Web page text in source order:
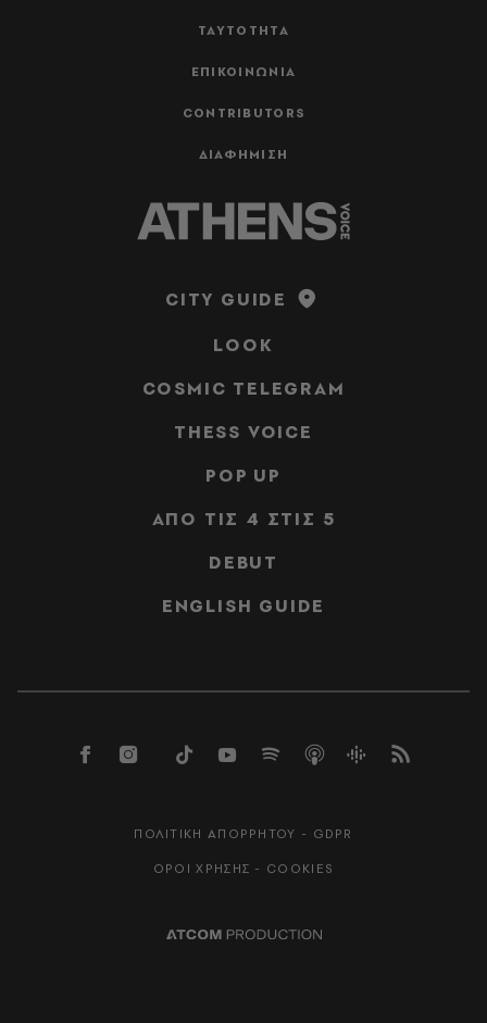
ΤΑΥΤΟΤΗΤΑ
ΕΠΙΚΟΙΝΩΝΙΑ
CONTRIBUTORS
ΔΙΑΦΗΜΙΣΗ
CITY GUIDE
LOOK
COSMIC TELEGRAM
THESS VOICE
POP UP
ΑΠΟ ΤΙΣ 4 ΣΤΙΣ 5
DEBUT
ENGLISH GUIDE
ΠΟΛΙΤΙΚΗ ΑΠΟΡΡΗΤΟΥ - GDPR
ΟΡΟΙ ΧΡΗΣΗΣ - COOKIES